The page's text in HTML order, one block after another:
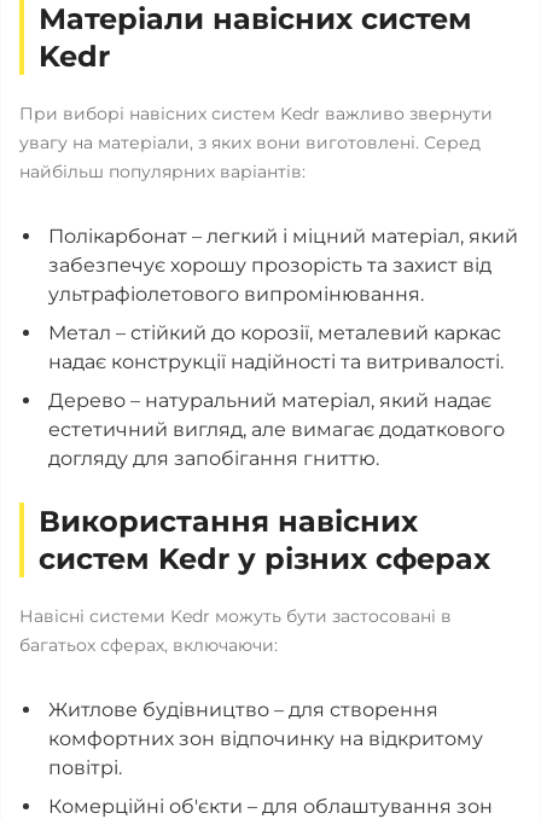
Матеріали навісних систем
Kedr
При виборі навісних систем Kedr важливо звернути
увагу на матеріали, з яких вони виготовлені. Серед
найбільш популярних варіантів:
Полікарбонат – легкий і міцний матеріал, який
забезпечує хорошу прозорість та захист від
ультрафіолетового випромінювання.
Метал – стійкий до корозії, металевий каркас
надає конструкції надійності та витривалості.
Дерево – натуральний матеріал, який надає
естетичний вигляд, але вимагає додаткового
догляду для запобігання гниттю.
Використання навісних
систем Kedr у різних сферах
Навісні системи Kedr можуть бути застосовані в
багатьох сферах, включаючи:
Житлове будівництво – для створення
комфортних зон відпочинку на відкритому
повітрі.
Комерційні об'єкти – для облаштування зон